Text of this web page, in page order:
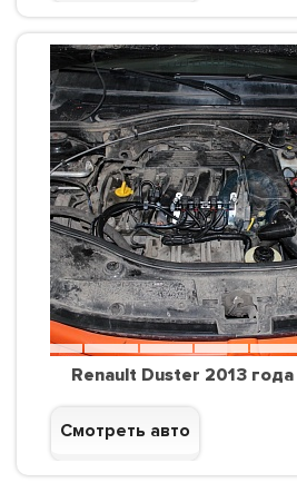
Renault Duster 2013
Смотреть авто